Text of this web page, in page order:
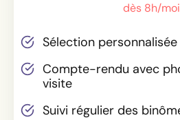
dès 8h/
Sélection
Compte-rendu avec
visite
Suivi régulier des